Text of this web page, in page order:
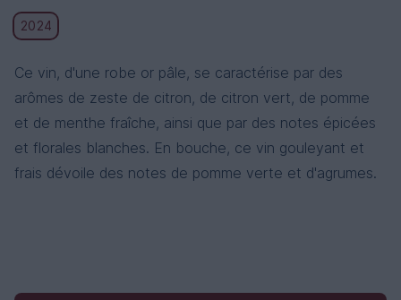
2024
Ce vin, d'une robe or pâle, se caractérise par des
arômes de zeste de citron, de citron vert, de pomme
et de menthe fraîche, ainsi que par des notes épicées
et florales blanches. En bouche, ce vin gouleyant et
frais dévoile des notes de pomme verte et d'agrumes.